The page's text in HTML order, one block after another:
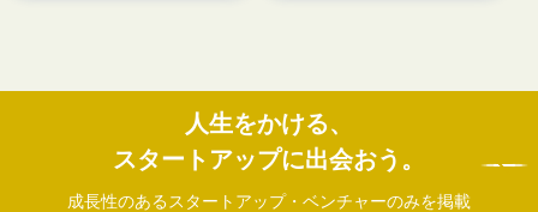
人生をかける、
スタートアップに出会おう。
成長性のあるスタートアップ・ベンチャーのみを掲載